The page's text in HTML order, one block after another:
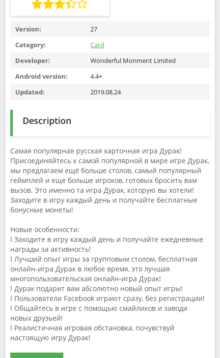
Version:
27
Category:
Card
Developer:
Wonderful Monment Limited
Android version:
4.4+
Updated:
2019.08.24
Description
Самая популярная русская карточная игра Дурак!
Присоединяйтесь к самой популярной в мире игре Дурак,
мы предлагаем ещё больше столов, самый популярный
геймплей и ещё больше игроков, готовых бросить вам
вызов. Это именно та игра Дурак, которую вы хотели!
Заходите в игру каждый день и получайте бесплатные
бонусные монеты!
Новые особенности:
l Заходите в игру каждый день и получайте ежедневные
награды за активность!
l Лучший опыт игры за групповым столом, бесплатная
онлайн-игра Дурак в любое время, это лучшая
многопользовательская онлайн-игра Дурак!
l Дурак подарит вам абсолютно новый опыт игры!
l Пользователи Facebook играют сразу, без регистрации!
l Общайтесь в игре с помощью смайликов и заводи
новых друзьей!
l Реалистичная игровая обстановка, почувствуй
настоящую игру Дурак!